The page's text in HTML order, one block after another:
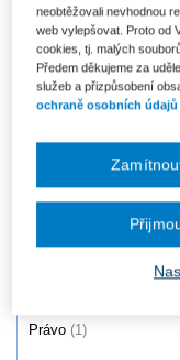
Zákon o odpadech (č.
Sb.). Praktický
Od 1 192 Kč
Právo (1)
neobtěžovali nevhodnou
web vylepšovat. Proto od
cookies, tj. malých
Předem děkujeme za
služeb a přizpůsobení
ochraně osobních